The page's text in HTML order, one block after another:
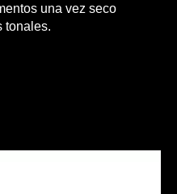
una vez seco
tonales.